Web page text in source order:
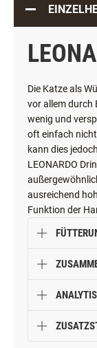
Die Katze als
vor allem durch
wenig und
oft einfach
kann dies
LEONARDO
ausreichend
Funktion der